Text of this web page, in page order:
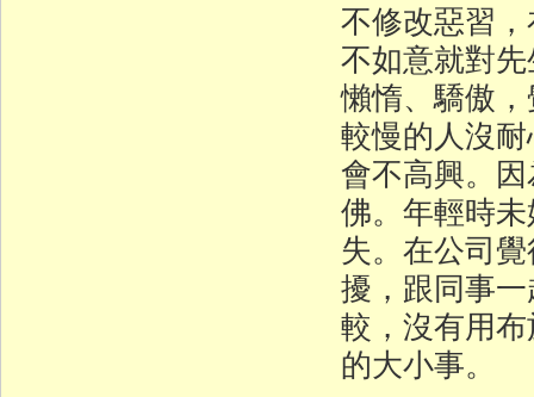
不修改惡習
不如意就對
懶惰、驕傲
較慢的人沒
會不高興。
佛。年輕時
失。在公司
擾，跟同事
較，沒有用
的大小事。